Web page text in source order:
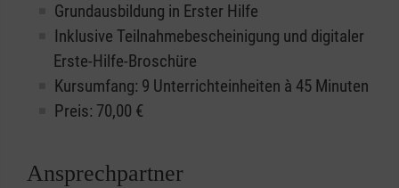
Grundausbildung in Erster Hilfe
Inklusive Teilnahmebescheinigung und digitaler
Erste-Hilfe-Broschüre
Kursumfang: 9 Unterrichteinheiten à 45 Minuten
Preis: 70,00 €
Ansprechpartner